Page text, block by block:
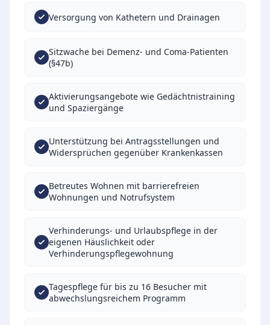
Versorgung von Kathetern und Drainagen
Sitzwache bei Demenz- und Coma-Patienten
(§47b)
Aktivierungsangebote wie Gedächtnistraining
und Spaziergänge
Unterstützung bei Antragsstellungen und
Widersprüchen gegenüber Krankenkassen
Betreutes Wohnen mit barrierefreien
Wohnungen und Notrufsystem
Verhinderungs- und Urlaubspflege in der
eigenen Häuslichkeit oder
Verhinderungspflegewohnung
Tagespflege für bis zu 16 Besucher mit
abwechslungsreichem Programm